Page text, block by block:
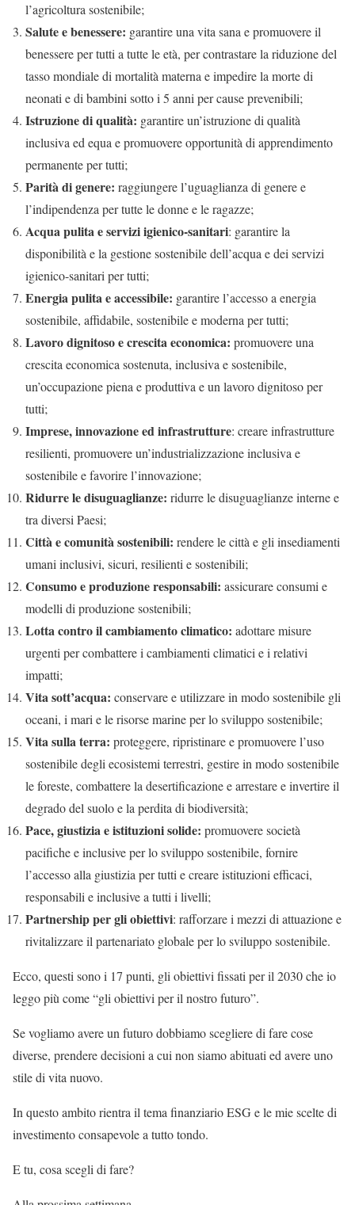
l’agricoltura sostenibile;
Salute e benessere: garantire una vita sana e promuovere il
benessere per tutti a tutte le età, per contrastare la riduzione del
tasso mondiale di mortalità materna e impedire la morte di
neonati e di bambini sotto i 5 anni per cause prevenibili;
Istruzione di qualità: garantire un’istruzione di qualità
inclusiva ed equa e promuovere opportunità di apprendimento
permanente per tutti;
Parità di genere: raggiungere l’uguaglianza di genere e
l’indipendenza per tutte le donne e le ragazze;
Acqua pulita e servizi igienico-sanitari: garantire la
disponibilità e la gestione sostenibile dell’acqua e dei servizi
igienico-sanitari per tutti;
Energia pulita e accessibile: garantire l’accesso a energia
sostenibile, affidabile, sostenibile e moderna per tutti;
Lavoro dignitoso e crescita economica: promuovere una
crescita economica sostenuta, inclusiva e sostenibile,
un’occupazione piena e produttiva e un lavoro dignitoso per
tutti;
Imprese, innovazione ed infrastrutture: creare infrastrutture
resilienti, promuovere un’industrializzazione inclusiva e
sostenibile e favorire l’innovazione;
Ridurre le disuguaglianze: ridurre le disuguaglianze interne e
tra diversi Paesi;
Città e comunità sostenibili: rendere le città e gli insediamenti
umani inclusivi, sicuri, resilienti e sostenibili;
Consumo e produzione responsabili: assicurare consumi e
modelli di produzione sostenibili;
Lotta contro il cambiamento climatico: adottare misure
urgenti per combattere i cambiamenti climatici e i relativi
impatti;
Vita sott’acqua: conservare e utilizzare in modo sostenibile gli
oceani, i mari e le risorse marine per lo sviluppo sostenibile;
Vita sulla terra: proteggere, ripristinare e promuovere l’uso
sostenibile degli ecosistemi terrestri, gestire in modo sostenibile
le foreste, combattere la desertificazione e arrestare e invertire il
degrado del suolo e la perdita di biodiversità;
Pace, giustizia e istituzioni solide: promuovere società
pacifiche e inclusive per lo sviluppo sostenibile, fornire
l’accesso alla giustizia per tutti e creare istituzioni efficaci,
responsabili e inclusive a tutti i livelli;
Partnership per gli obiettivi: rafforzare i mezzi di attuazione e
rivitalizzare il partenariato globale per lo sviluppo sostenibile.
Ecco, questi sono i 17 punti, gli obiettivi fissati per il 2030 che io
leggo più come “gli obiettivi per il nostro futuro”.
Se vogliamo avere un futuro dobbiamo scegliere di fare cose
diverse, prendere decisioni a cui non siamo abituati ed avere uno
stile di vita nuovo.
In questo ambito rientra il tema finanziario ESG e le mie scelte di
investimento consapevole a tutto tondo.
E tu, cosa scegli di fare?